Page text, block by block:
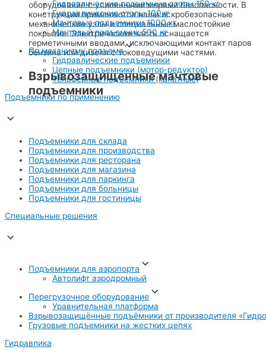
Гидравлические подъемные столы 150 кг
Гидравлические столы 100кг
Мачтовые подъемники 1000 кг
Мачтовый подъемник 500 кг
По механизму подъема
Гидравлические подъемники
Цепные подъемники (мотор-редуктор)
Тельферные подъемники (канатные)
Подъемники по применению
Подъемники для склада
Подъемники для производства
Подъемники для ресторана
Подъемники для магазина
Подъемники для паркинга
Подъемники для больницы
Подъемники для гостиницы
Специальные решения
Подъемники для аэропорта
Автолифт аэродромный
Перегрузочное оборудование
Уравнительная платформа
Взрывозащищённые подъёмники от производителя
Грузовые подъемники на жестких цепях
Гидравлика
оборудование с усиленными мерами безопасности. В
конструкции применяются наши искробезопасные
механические узлы и специальные маслостойкие
покрытия. Электрическая часть оснащается
герметичными вводами, исключающими контакт паров
бензина или дизеля с токоведущими частями.
Взрывозащищенные мачтовые
подъемники